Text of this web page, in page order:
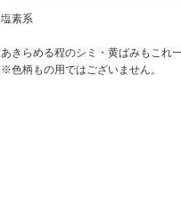
塩素系
あきらめる程のシミ・黄ばみもこれ
※色柄もの用ではございません。